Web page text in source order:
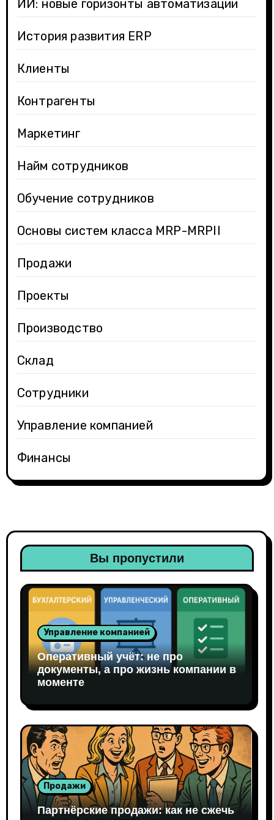
ИИ: новые горизонты автоматизации
История развития ERP
Клиенты
Контрагенты
Маркетинг
Найм сотрудников
Обучение сотрудников
Основы систем класса MRP-MRPII
Продажи
Проекты
Производство
Склад
Сотрудники
Управление компанией
Финансы
Вы пропустили
Управление компанией
Оперативный учёт: не про
документы, а про жизнь компании в
моменте
Продажи
Партнёрские продажи: как не сжечь